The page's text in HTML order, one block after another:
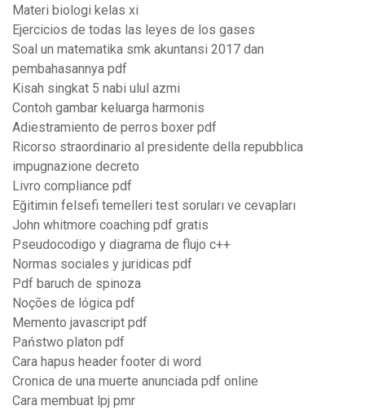
Materi biologi kelas xi
Ejercicios de todas las leyes de los gases
Soal un matematika smk akuntansi 2017 dan
pembahasannya pdf
Kisah singkat 5 nabi ulul azmi
Contoh gambar keluarga harmonis
Adiestramiento de perros boxer pdf
Ricorso straordinario al presidente della repubblica
impugnazione decreto
Livro compliance pdf
Eğitimin felsefi temelleri test soruları ve cevapları
John whitmore coaching pdf gratis
Pseudocodigo y diagrama de flujo c++
Normas sociales y juridicas pdf
Pdf baruch de spinoza
Noções de lógica pdf
Memento javascript pdf
Państwo platon pdf
Cara hapus header footer di word
Cronica de una muerte anunciada pdf online
Cara membuat lpj pmr